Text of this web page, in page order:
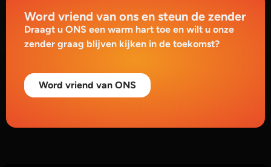
Word vriend van ons en steun de zender
Draagt u ONS een warm hart toe en wilt u onze
zender graag blijven kijken in de toekomst?
Word vriend van ONS